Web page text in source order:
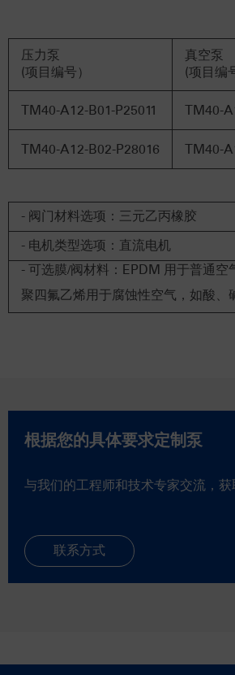
压力泵
(项目编号）
真空泵
(项目编
TM40-A12-B01-P25011 TM40-
TM40-A12-B02-P28016 TM40-
- 阀门材料选项：三元乙丙橡胶
- 电机类型选项：直流电机
- 可选膜/阀材料：EPDM 用于普通空
聚四氟乙烯用于腐蚀性空气，如酸、
根据您的具体要求定制泵
与我们的工程师和技术专家交流，
联系方式